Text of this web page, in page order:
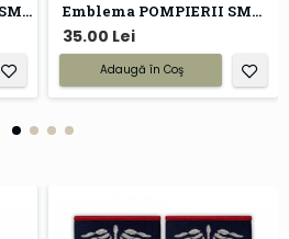
Grade SMURD | Epoleti SMURD Emblema POMPIERII SMURD brodata
35.00 Lei
Adaugă în Coş